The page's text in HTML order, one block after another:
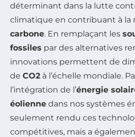
déterminant dans la lutte
climatique en contribuant à la
carbone. En remplaçant les
fossiles par des alternatives
innovations permettent de
de CO2 à l’échelle mondiale.
l’intégration de l’énergie
éolienne dans nos systèmes
seulement rendu ces
compétitives, mais a